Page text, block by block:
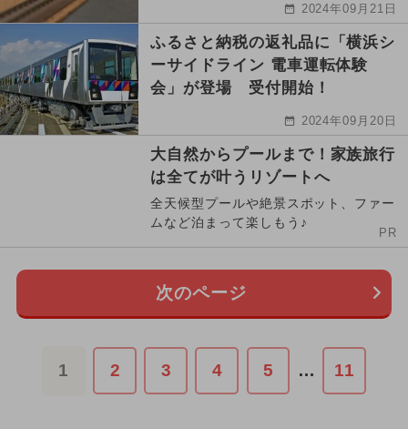
2024年09月21日
ふるさと納税の返礼品に「横浜シ
ーサイドライン 電車運転体験
会」が登場 受付開始！
2024年09月20日
大自然からプールまで！家族旅行
は全てが叶うリゾートへ
全天候型プールや絶景スポット、ファー
ムなど泊まって楽しもう♪
PR
次のページ
1 2 3 4 5 … 11